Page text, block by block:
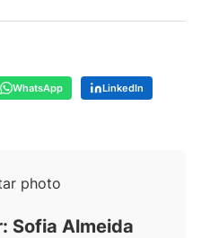
WhatsApp
LinkedIn
Sofia Almeida